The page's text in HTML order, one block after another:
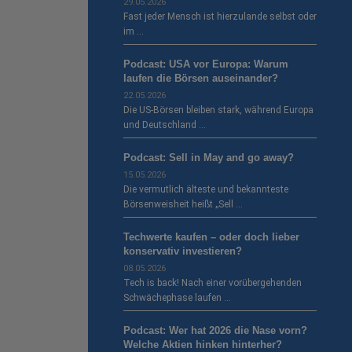
29.05.2026
Fast jeder Mensch ist hierzulande selbst oder
im …
Podcast: USA vor Europa: Warum
laufen die Börsen auseinander?
22.05.2026
Die US-Börsen bleiben stark, während Europa
und Deutschland …
Podcast: Sell in May and go away?
15.05.2026
Die vermutlich älteste und bekannteste
Börsenweisheit heißt „Sell …
Techwerte kaufen – oder doch lieber
konservativ investieren?
08.05.2026
Tech is back! Nach einer vorübergehenden
Schwächephase laufen …
Podcast: Wer hat 2026 die Nase vorn?
Welche Aktien hinken hinterher?